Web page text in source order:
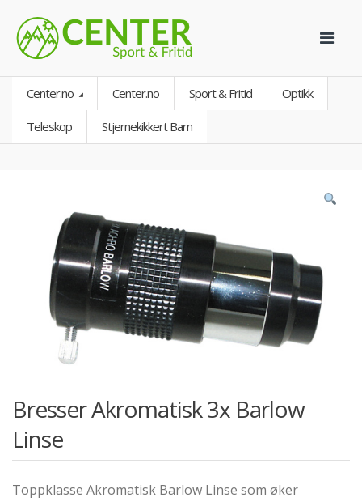
Center.no Center.no Sport & Fritid Optikk
Teleskop Stjernekikkert Barn
Bresser Akromatisk 3x Barlow
Linse
Toppklasse Akromatisk Barlow Linse som øker